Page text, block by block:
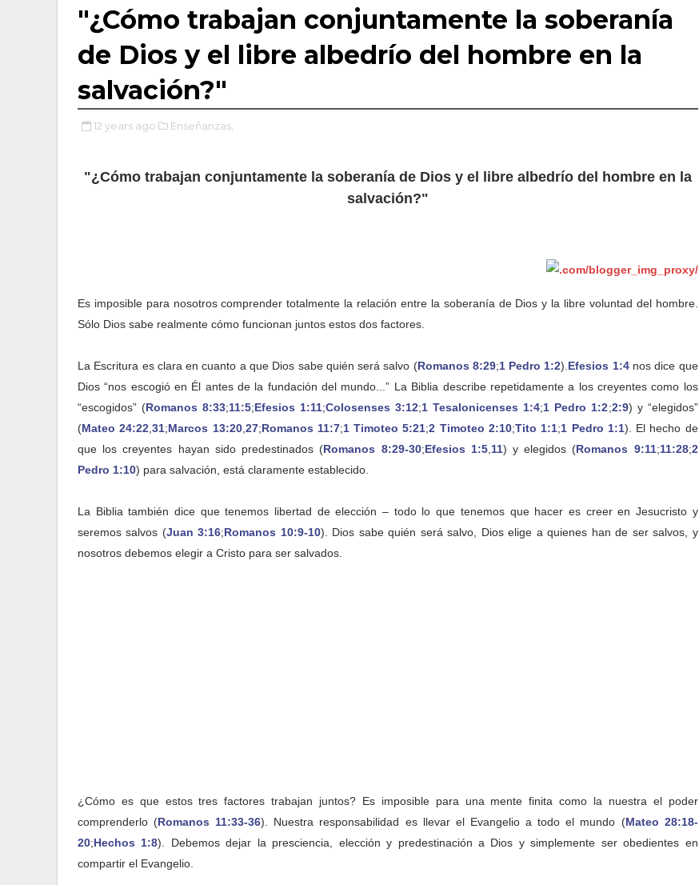
"¿Cómo trabajan conjuntamente la soberanía
de Dios y el libre albedrío del hombre en la
salvación?"
12 years ago Enseñanzas,
"¿Cómo trabajan conjuntamente la soberanía de Dios y el libre albedrío del hombre en la
salvación?"
Es imposible para nosotros comprender totalmente la relación entre la soberanía de Dios y la libre voluntad del hombre.
Sólo Dios sabe realmente cómo funcionan juntos estos dos factores.
La Escritura es clara en cuanto a que Dios sabe quién será salvo (Romanos 8:29;1 Pedro 1:2). Efesios 1:4nos dice que
Dios “nos escogió en Él antes de la fundación del mundo...” La Biblia describe repetidamente a los creyentes como los
“escogidos” (Romanos 8:33;11:5;Efesios 1:11;Colosenses 3:12;1 Tesalonicenses 1:4;1 Pedro 1:2;2:9) y “elegidos”
(Mateo 24:22 ,31;Marcos 13:20, 27;Romanos 11:7;1 Timoteo 5:21;2 Timoteo 2:10;Tito 1:1;1 Pedro 1:1). El hecho de
que los creyentes hayan sido predestinados (Romanos 8:29-30;Efesios 1:5, 11) y elegidos (Romanos 9:11;11:28;2
Pedro 1:10) para salvación, está claramente establecido.
La Biblia también dice que tenemos libertad de elección – todo lo que tenemos que hacer es creer en Jesucristo y
seremos salvos (Juan 3:16;Romanos 10:9-10). Dios sabe quién será salvo, Dios elige a quienes han de ser salvos, y
nosotros debemos elegir a Cristo para ser salvados.
¿Cómo es que estos tres factores trabajan juntos? Es imposible para una mente finita como la nuestra el poder
comprenderlo (Romanos 11:33-36). Nuestra responsabilidad es llevar el Evangelio a todo el mundo (Mateo 28:18-
20;Hechos 1:8). Debemos dejar la presciencia, elección y predestinación a Dios y simplemente ser obedientes en
compartir el Evangelio.